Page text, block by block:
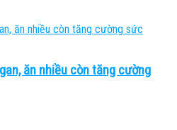
ăn nhiều còn tăng cường